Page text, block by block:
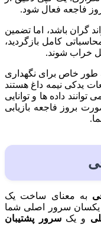
فاجعه فعال شود.
گران باشد، اما تضمین
کامل بازگردید،
خراب شوند.
طور خاص برای نگهداری
یدکی نیمه داغ هستند
داده ها و توانایی
بروز فاجعه بازیابی
به معنای ساخت یک
سرور اصلی شما
و یکسرور پشتیبان